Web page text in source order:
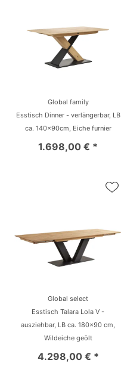
Global family
Esstisch Dinner - verlängerbar, LB
ca. 140x90cm, Eiche furnier
1.698,00 € *
Global select
Esstisch Talara Lola V -
ausziehbar, LB ca. 180x90 cm,
Wildeiche geölt
4.298,00 € *